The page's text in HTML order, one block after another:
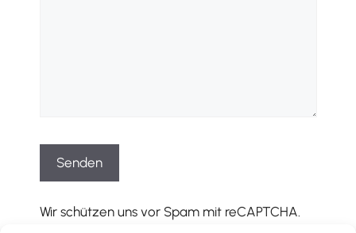
Wir schützen uns vor Spam mit reCAPTCHA.